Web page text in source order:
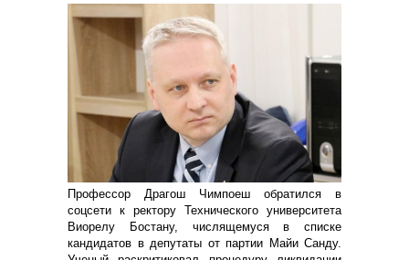
Профессор Драгош Чимпоеш обратился в
соцсети к ректору Технического университета
Виорелу Бостану, числящемуся в списке
кандидатов в депутаты от партии Майи Санду.